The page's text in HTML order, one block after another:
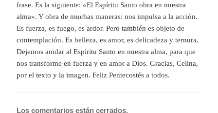
frase. Es la siguiente: «El Espíritu Santo obra en nuestra
alma». Y obra de muchas maneras: nos impulsa a la acción.
Es fuerza, es fuego, es ardor. Pero también es objeto de
contemplación. Es belleza, es amor, es delicadeza y ternura.
Dejemos anidar al Espíritu Santo en nuestra alma, para que
nos transforme en fuerza y en amor a Dios. Gracias, Celina,
por el texto y la imagen. Feliz Pentecostés a todos.
Los comentarios están cerrados.